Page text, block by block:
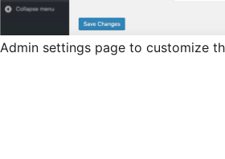
Admin settings page to customize